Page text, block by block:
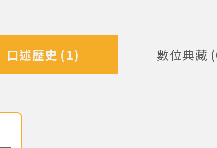
口述歷史 1 數位典藏